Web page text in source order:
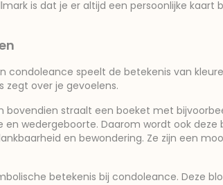
is dat je er altijd een persoonlijke kaart
condoleance speelt de betekenis van
zegt over je gevoelens.
straalt een boeket met
wedergeboorte. Daarom wordt ook deze
en bewondering. Ze zijn een
betekenis bij condoleance. Deze